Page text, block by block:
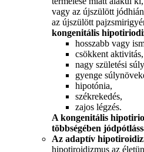
vagy az újszülött
az újszülött
kongenitális
hosszabb vagy
csökkent aktivitás,
nagy születési
gyenge
hipotónia,
székrekedés,
zajos légzés.
A kongenitális
többségében
Az adaptív
hipotiroidizmus az